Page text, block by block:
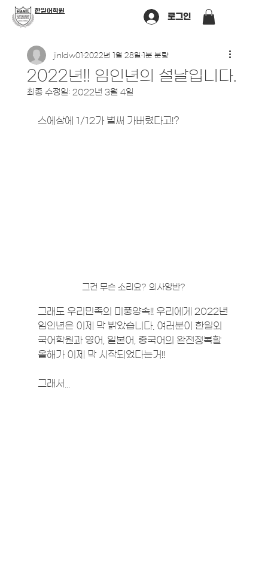
​한일어학원
로그인
2022년!! 임인년의 설날입니다.
jinldw01 2022년 1월 28일 1분 분량
최종 수정일: 2022년 3월 4일
스에상에 1/12가 벌써 가버렸다고!?
그건 무슨 소리요? 의사양반?
그래도 우리민족의 미풍양속!! 우리에게 2022년
임인년은 이제 막 밝았습니다. 여러분이 한일외
국어학원과 영어, 일본어, 중국어의 완전정복할
올해가 이제 막 시작되었다는거!!
그래서...